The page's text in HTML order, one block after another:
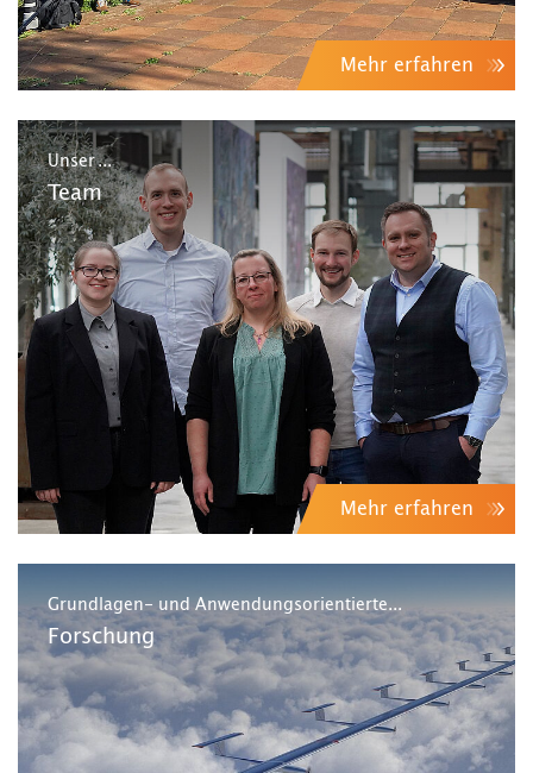
Mehr erfahren
Unser ...
Team
Mehr erfahren
Grundlagen- und Anwendungsorientierte...
Forschung